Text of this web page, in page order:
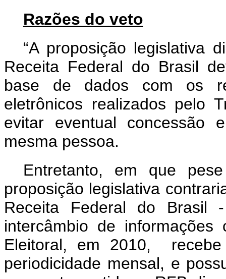
Razões do veto
“A proposição legislativa
Receita Federal do Brasil
base de dados com os
eletrônicos realizados pelo
evitar eventual concessão
mesma pessoa.
Entretanto, em que
proposição legislativa
Receita Federal do Brasil
intercâmbio de
Eleitoral, em 2010,
periodicidade mensal, e